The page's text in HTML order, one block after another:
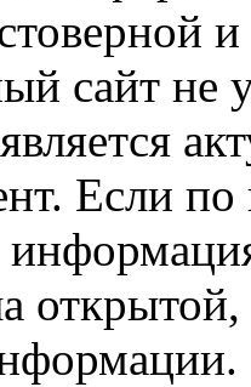
сайт не
Если
открытой,